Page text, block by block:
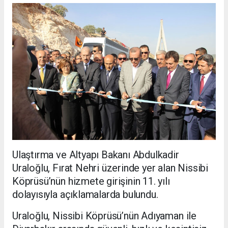
Ulaştırma ve Altyapı Bakanı Abdulkadir
Uraloğlu, Fırat Nehri üzerinde yer alan Nissibi
Köprüsü’nün hizmete girişinin 11. yılı
dolayısıyla açıklamalarda bulundu.
Uraloğlu, Nissibi Köprüsü’nün Adıyaman ile